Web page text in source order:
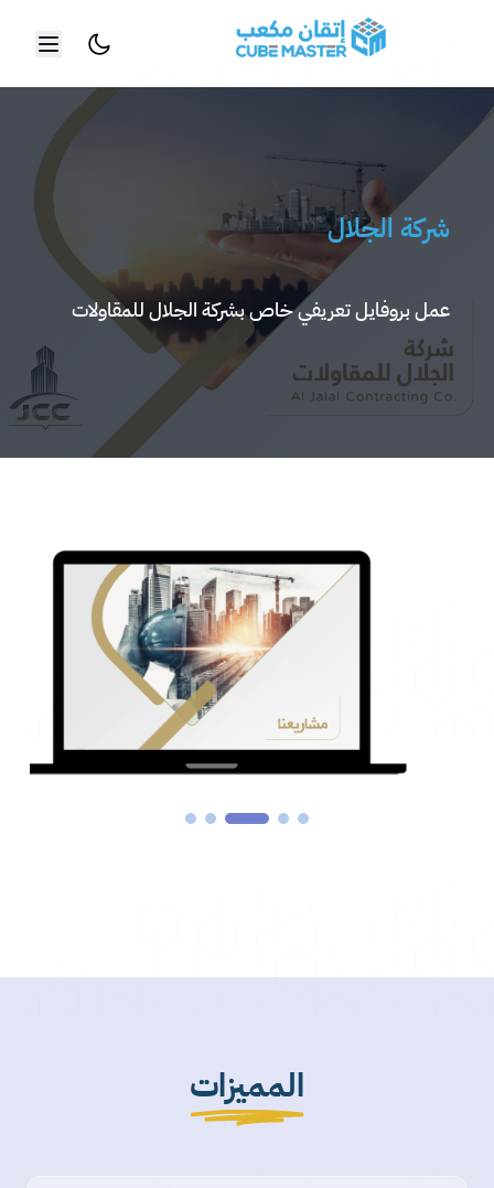
تخطي إلى المحتوى الرئيسي
شركة الجلال
عمل بروفايل تعريفي خاص بشركة الجلال للمقاولات
المميزات